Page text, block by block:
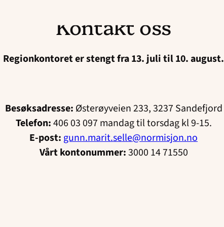
Kontakt oss
Regionkontoret er stengt fra 13. juli til 10. august.
Besøksadresse: Østerøyveien 233, 3237 Sandefjord
Telefon:406 03 097 mandag til torsdag kl 9-15.
E-post: gunn.marit.selle@normisjon.no
Vårt kontonummer:3000 14 71550